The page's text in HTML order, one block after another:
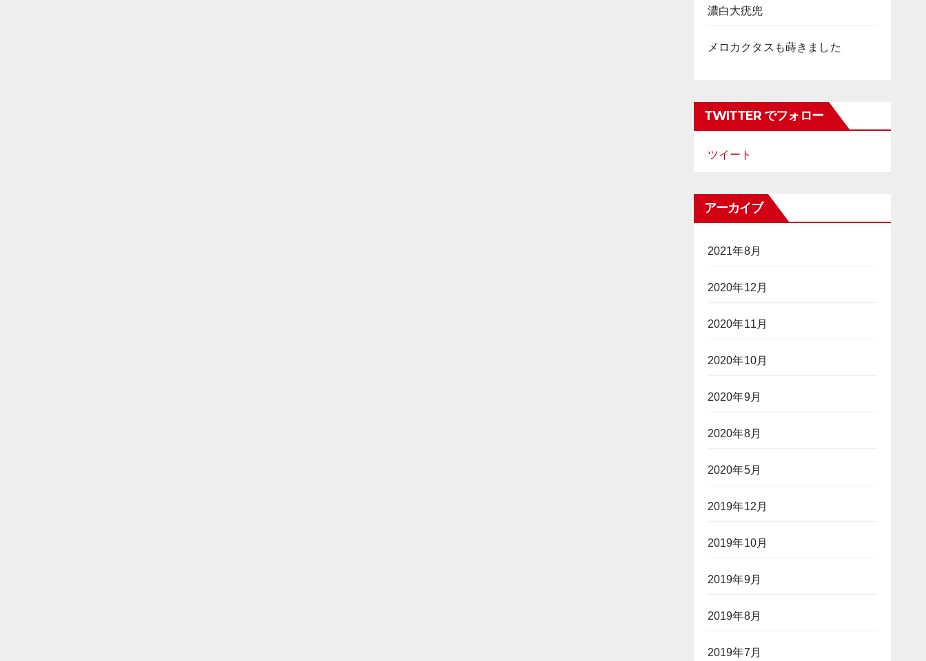
濃白大疣兜
メロカクタスも蒔きました
TWITTER でフォロー
ツイート
アーカイブ
2021年8月
2020年12月
2020年11月
2020年10月
2020年9月
2020年8月
2020年5月
2019年12月
2019年10月
2019年9月
2019年8月
2019年7月